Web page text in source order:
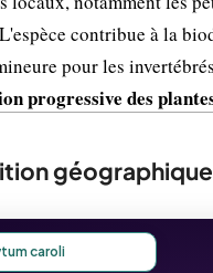
contribue à la
pour les
progressive des
géographique